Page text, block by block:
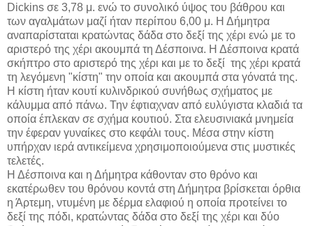
Dickins σε 3,78 μ. ενώ το συνολικό ύψος του βάθρου και
των αγαλμάτων μαζί ήταν περίπου 6,00 μ. Η Δήμητρα
αναπαρίσταται κρατώντας δάδα στο δεξί της χέρι ενώ με το
αριστερό της χέρι ακουμπά τη Δέσποινα. Η Δέσποινα κρατά
σκήπτρο στο αριστερό της χέρι και με το δεξί της χέρι κρατά
τη λεγόμενη "κίστη" την οποία και ακουμπά στα γόνατά της.
Η κίστη ήταν κουτί κυλινδρικού συνήθως σχήματος με
κάλυμμα από πάνω. Την έφτιαχναν από ευλύγιστα κλαδιά τα
οποία έπλεκαν σε σχήμα κουτιού. Στα ελευσινιακά μνημεία
την έφεραν γυναίκες στο κεφάλι τους. Μέσα στην κίστη
υπήρχαν ιερά αντικείμενα χρησιμοποιούμενα στις μυστικές
τελετές.
Η Δέσποινα και η Δήμητρα κάθονταν στο θρόνο και
εκατέρωθεν του θρόνου κοντά στη Δήμητρα βρίσκεται όρθια
η Άρτεμη, ντυμένη με δέρμα ελαφιού η οποία προτείνει το
δεξί της πόδι, κρατώντας δάδα στο δεξί της χέρι και δύο